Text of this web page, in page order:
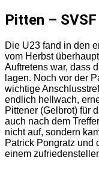
Pitten –
Die U23 fand in den
vom Herbst
Auftretens war, dass
lagen. Noch vor der
wichtige
endlich hellwach,
Pittener (Gelbrot) für
auch nach dem
nicht auf, sondern
Patrick Pongratz und
einem